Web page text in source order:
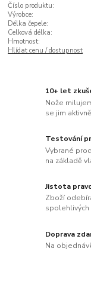
Číslo produktu:
Výrobce:
Délka čepele:
Celková délka:
Hmotnost:
Hlídat cenu / dostupnost
10+ let
Nože
se jim
Testování
Vybrané
na základě
Jistota
Zboží
spolehlivých
Doprava
Na